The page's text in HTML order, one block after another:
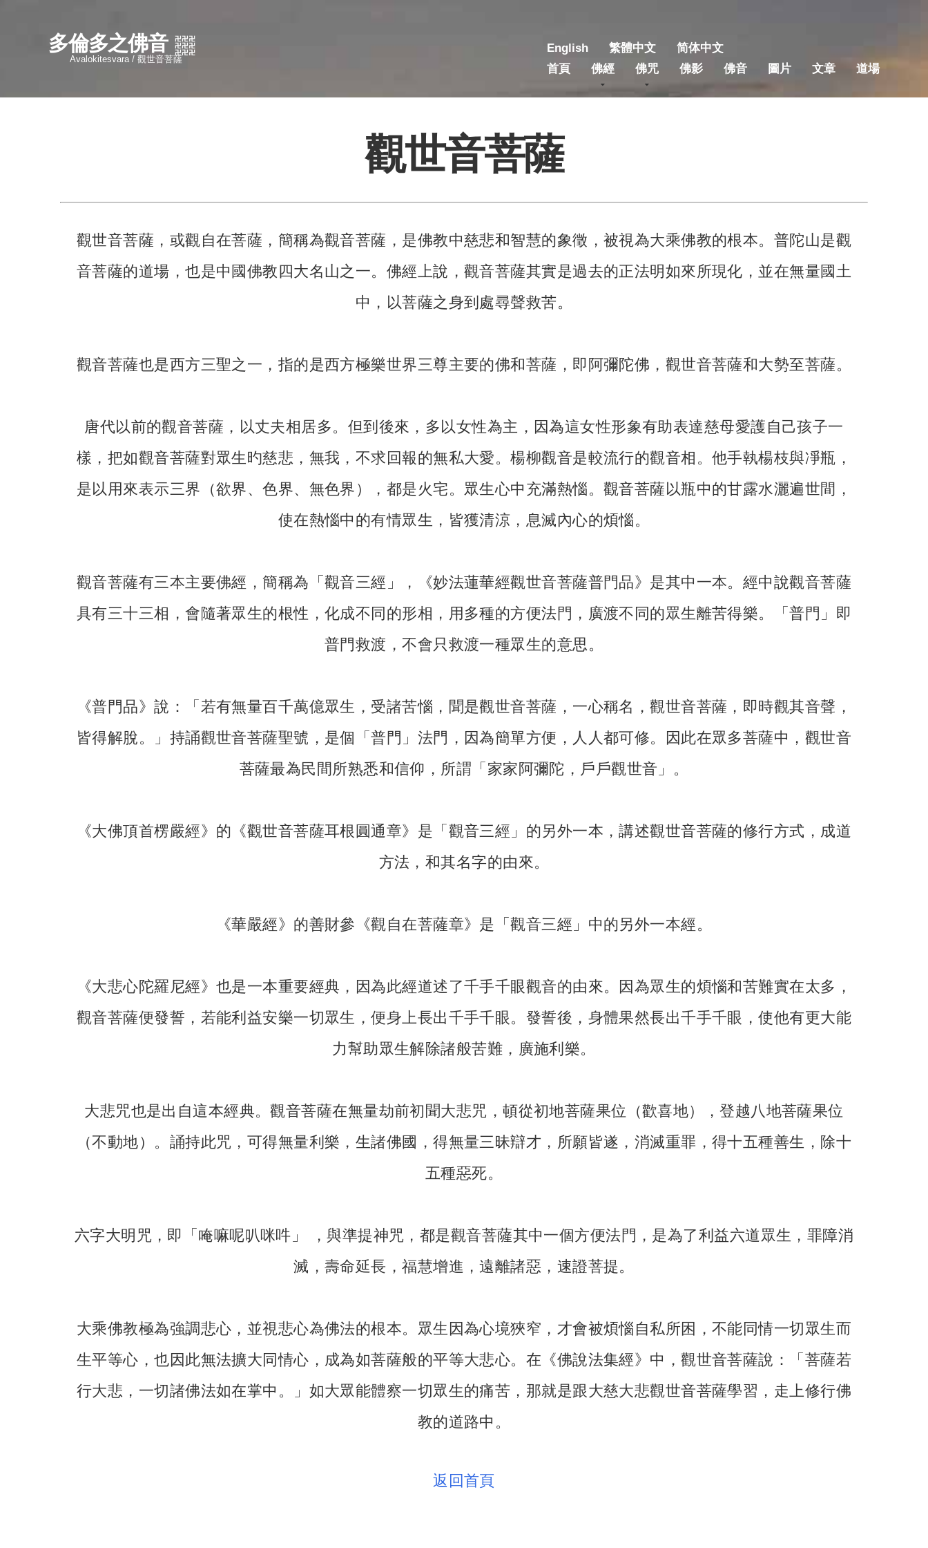
多倫多之佛音
Avalokitesvara / 觀世音菩薩
English 繁體中文
简体中文
首頁
佛經 佛咒 佛影 佛音 圖片 文章 道場
觀世音菩薩
觀世音菩薩，或觀自在菩薩，簡稱為觀音菩薩，是佛教中慈悲和智慧的象徵，被視為大乘佛教的根本。普陀山是觀
音菩薩的道場，也是中國佛教四大名山之一。佛經上說，觀音菩薩其實是過去的正法明如來所現化，並在無量國土
中，以菩薩之身到處尋聲救苦。
觀音菩薩也是西方三聖之一，指的是西方極樂世界三尊主要的佛和菩薩，即阿彌陀佛，觀世音菩薩和大勢至菩薩。
唐代以前的觀音菩薩，以丈夫相居多。但到後來，多以女性為主，因為這女性形象有助表達慈母愛護自己孩子一
樣，把如觀音菩薩對眾生旳慈悲，無我，不求回報的無私大愛。楊柳觀音是較流行的觀音相。他手執楊枝與凈瓶，
是以用來表示三界（欲界、色界、無色界），都是火宅。眾生心中充滿熱惱。觀音菩薩以瓶中的甘露水灑遍世間，
使在熱惱中的有情眾生，皆獲清涼，息滅內心的煩惱。
觀音菩薩有三本主要佛經，簡稱為「觀音三經」，《妙法蓮華經觀世音菩薩普門品》是其中一本。經中說觀音菩薩
具有三十三相，會隨著眾生的根性，化成不同的形相，用多種的方便法門，廣渡不同的眾生離苦得樂。「普門」即
普門救渡，不會只救渡一種眾生的意思。
《普門品》說：「若有無量百千萬億眾生，受諸苦惱，聞是觀世音菩薩，一心稱名，觀世音菩薩，即時觀其音聲，
皆得解脫。」持誦觀世音菩薩聖號，是個「普門」法門，因為簡單方便，人人都可修。因此在眾多菩薩中，觀世音
菩薩最為民間所熟悉和信仰，所謂「家家阿彌陀，戶戶觀世音」。
《大佛頂首楞嚴經》的《觀世音菩薩耳根圓通章》是「觀音三經」的另外一本，講述觀世音菩薩的修行方式，成道
方法，和其名字的由來。
《華嚴經》的善財參《觀自在菩薩章》是「觀音三經」中的另外一本經。
《大悲心陀羅尼經》也是一本重要經典，因為此經道述了千手千眼觀音的由來。因為眾生的煩惱和苦難實在太多，
觀音菩薩便發誓，若能利益安樂一切眾生，便身上長出千手千眼。發誓後，身體果然長出千手千眼，使他有更大能
力幫助眾生解除諸般苦難，廣施利樂。
大悲咒也是出自這本經典。觀音菩薩在無量劫前初聞大悲咒，頓從初地菩薩果位（歡喜地），登越八地菩薩果位
（不動地）。誦持此咒，可得無量利樂，生諸佛國，得無量三昧辯才，所願皆遂，消滅重罪，得十五種善生，除十
五種惡死。
六字大明咒，即「唵嘛呢叭咪吽」 ，與準提神咒，都是觀音菩薩其中一個方便法門，是為了利益六道眾生，罪障消
滅，壽命延長，福慧增進，遠離諸惡，速證菩提。
大乘佛教極為強調悲心，並視悲心為佛法的根本。眾生因為心境狹窄，才會被煩惱自私所困，不能同情一切眾生而
生平等心，也因此無法擴大同情心，成為如菩薩般的平等大悲心。在《佛說法集經》中，觀世音菩薩說：「菩薩若
行大悲，一切諸佛法如在掌中。」如大眾能體察一切眾生的痛苦，那就是跟大慈大悲觀世音菩薩學習，走上修行佛
教的道路中。
返回首頁